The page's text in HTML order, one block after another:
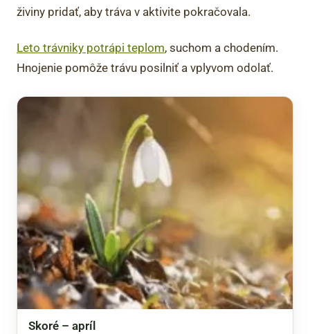
živiny pridať, aby tráva v aktivite pokračovala.
Leto trávniky potrápi teplom, suchom a chodením.
Hnojenie pomôže trávu posilniť a vplyvom odolať.
Skoré – apríl